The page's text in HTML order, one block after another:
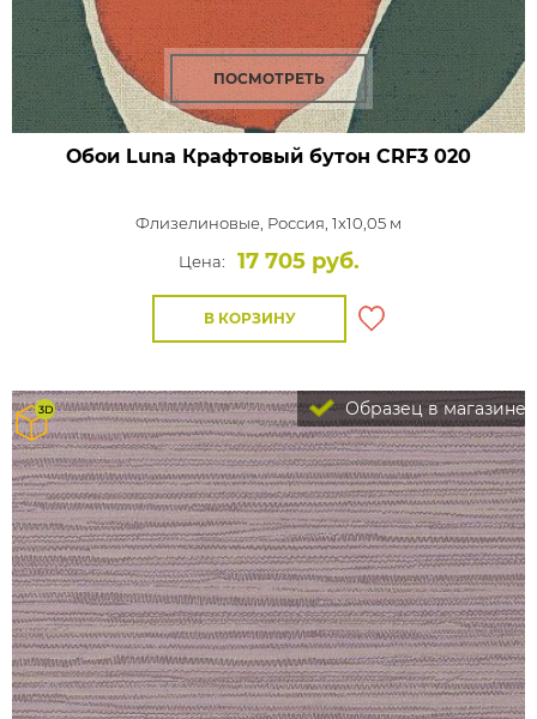
ПОСМОТРЕТЬ
Обои Luna Крафтовый бутон CRF3 020
Флизелиновые, Россия, 1x10,05 м
Цена:
17 705 руб.
В КОРЗИНУ
Образец в магазине